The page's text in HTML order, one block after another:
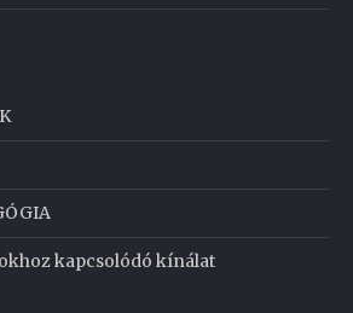
kapcsolódó kínálat